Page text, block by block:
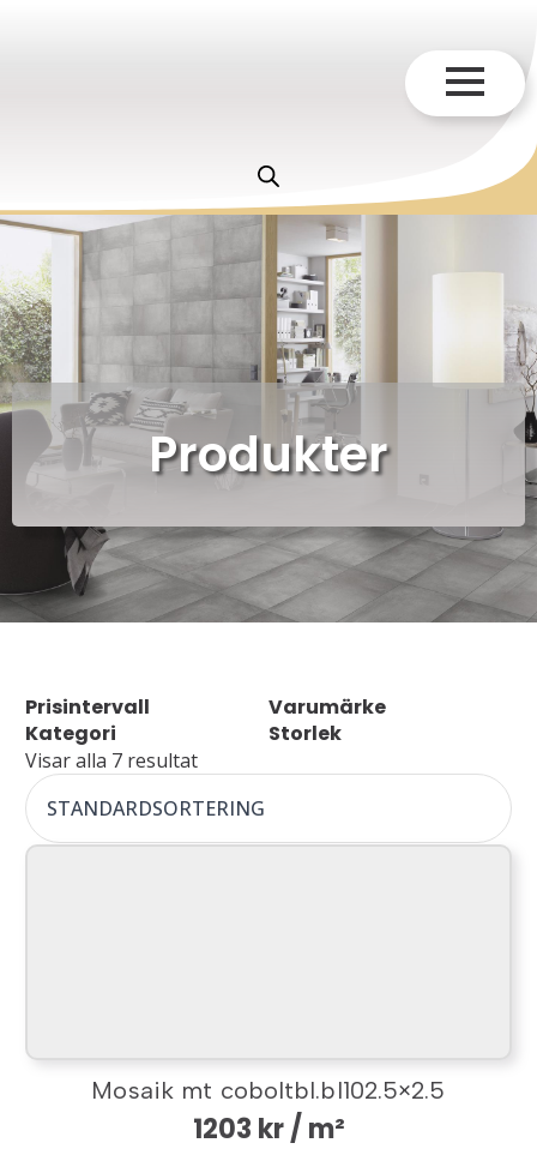
Produkter
Prisintervall
Varumärke
Kategori
Storlek
Visar alla 7 resultat
Mosaik mt coboltbl.bl102.5×2.5
1203 kr/ m²